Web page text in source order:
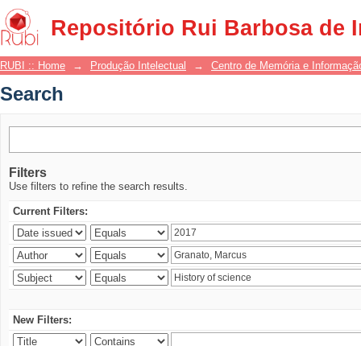
Repositório Rui Barbosa de
Search
RUBI :: Home → Produção Intelectual → Centro de Memória e
Search
Filters
Use filters to refine the search results.
Current Filters:
New Filters: